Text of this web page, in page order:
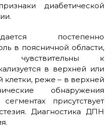
диабетической
постепенно
в поясничной области,
чувствительны к
в верхней или
реже – в верхней
обнаружения
присутствует
Диагностика ДПН